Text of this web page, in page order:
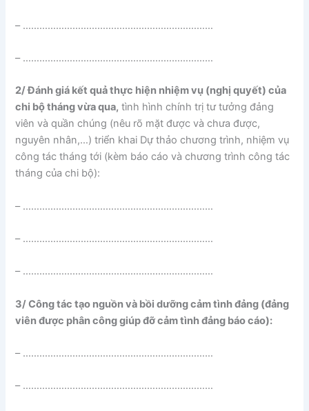
– ……………………………………………………………
– ……………………………………………………………
2/ Đánh giá kết quả thực hiện nhiệm vụ (nghị quyết) của
chi bộ tháng vừa qua, tình hình chính trị tư tưởng đảng
viên và quần chúng (nêu rõ mặt được và chưa được,
nguyên nhân,…) triển khai Dự thảo chương trình, nhiệm vụ
công tác tháng tới (kèm báo cáo và chương trình công tác
tháng của chi bộ):
– ……………………………………………………………
– ……………………………………………………………
– ……………………………………………………………
3/ Công tác tạo nguồn và bồi dưỡng cảm tình đảng (đảng
viên được phân công giúp đỡ cảm tình đảng báo cáo):
– ……………………………………………………………
– ……………………………………………………………